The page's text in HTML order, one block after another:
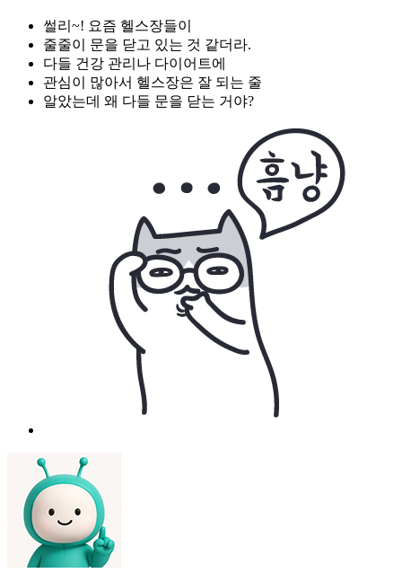
썰리~! 요즘 헬스장들이
줄줄이 문을 닫고 있는 것 같더라.
다들 건강 관리나 다이어트에
관심이 많아서 헬스장은 잘 되는 줄
알았는데 왜 다들 문을 닫는 거야?